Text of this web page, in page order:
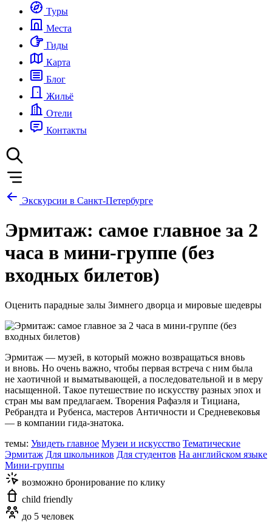
Туры
Места
Гиды
Карта
Блог
Жильё
Отели
Контакты
Экскурсии в Санкт-Петербурге
Эрмитаж: самое главное за 2
часа в мини-группе (без
входных билетов)
Оценить парадные залы Зимнего дворца и мировые шедевры
Эрмитаж — музей, в который можно возвращаться вновь
и вновь. Но очень важно, чтобы первая встреча с ним была
не хаотичной и выматывающей, а последовательной и в меру
насыщенной. Такое путешествие по искусству разных эпох и
стран мы вам предлагаем. Творения Рафаэля и Тициана,
Ребрандта и Рубенса, мастеров Античности и Средневековья
— в компании гида-знатока.
темы: Увидеть главное Музеи и искусство Тематические
Эрмитаж Для школьников Для студентов На английском языке
Мини-группы
возможно бронирование по клику
child friendly
до 5 человек